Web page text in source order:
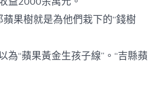
果樹就是為他們栽下的“錢樹
“蘋果黃金生孩子線”。“吉縣蘋